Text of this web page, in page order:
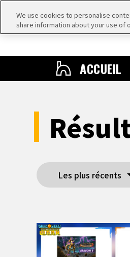
ACCUEIL
Les plus récents
We use cookies to personalise
share information about your use of